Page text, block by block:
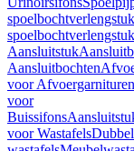
Aansluitstuk
Aansluitbochten
voor
voor
Buissifons
voor Wastafels